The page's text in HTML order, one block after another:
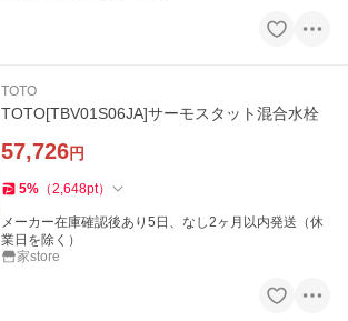
TOTO
TOTO[TBV01S06JA]サーモスタット混合水栓
57,726円
5% （2,648pt）
メーカー在庫確認後あり5日、なし2ヶ月以内発送（休
業日を除く）
家store